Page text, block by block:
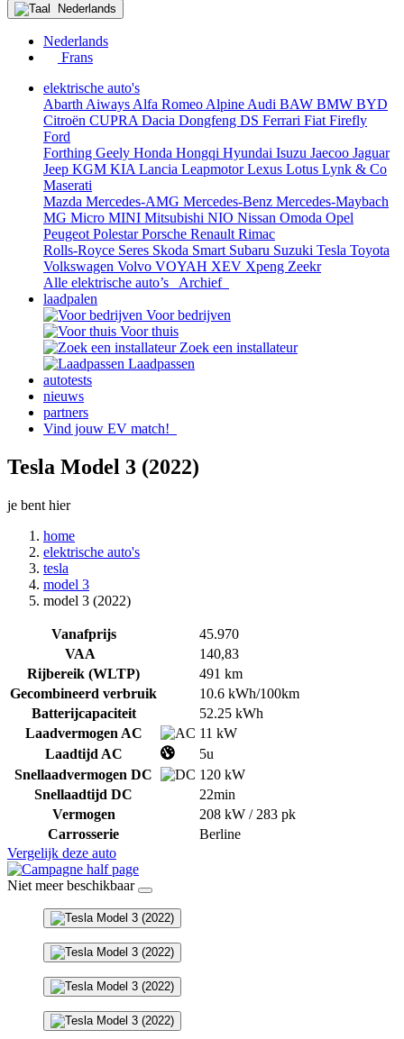
Nederlands
Nederlands
Frans
elektrische auto's
Abarth Aiways Alfa Romeo Alpine Audi BAW BMW BYD
Citroën CUPRA Dacia Dongfeng DS Ferrari Fiat Firefly
Ford
Forthing Geely Honda Hongqi Hyundai Isuzu Jaecoo Jaguar
Jeep KGM KIA Lancia LeapmotorLexus Lotus Lynk & Co
Maserati
Mazda Mercedes-AMG Mercedes-Benz Mercedes-Maybach
MG Micro MINI Mitsubishi NIO Nissan Omoda Opel
Peugeot PolestarPorsche Renault Rimac
Rolls-Royce Seres Skoda Smart Subaru Suzuki Tesla Toyota
Volkswagen Volvo VOYAH XEV Xpeng Zeekr
Alle elektrische auto’s
Archief
laadpalen
Voor bedrijven
Voor thuis
Zoek een installateur
Laadpassen
autotests
nieuws
partners
Vind jouw EV match!
Tesla Model 3 (2022)
je bent hier
home
elektrische auto's
tesla
model 3
model 3 (2022)
Vanafprijs
45.970
VAA
140,83
Rijbereik (WLTP)
491 km
Gecombineerd verbruik
10.6 kWh/100km
Batterijcapaciteit
52.25 kWh
Laadvermogen AC
11 kW
Laadtijd AC
5u
Snellaadvermogen DC
120 kW
Snellaadtijd DC
22min
Vermogen
208 kW / 283 pk
Carrosserie
Berline
Vergelijk deze auto
Niet meer beschikbaar